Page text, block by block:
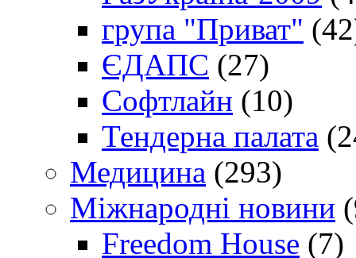
група "Приват"
ЄДАПС (27)
Софтлайн (10)
Тендерна палата
Медицина (293)
Міжнародні новини
Freedom House (7)